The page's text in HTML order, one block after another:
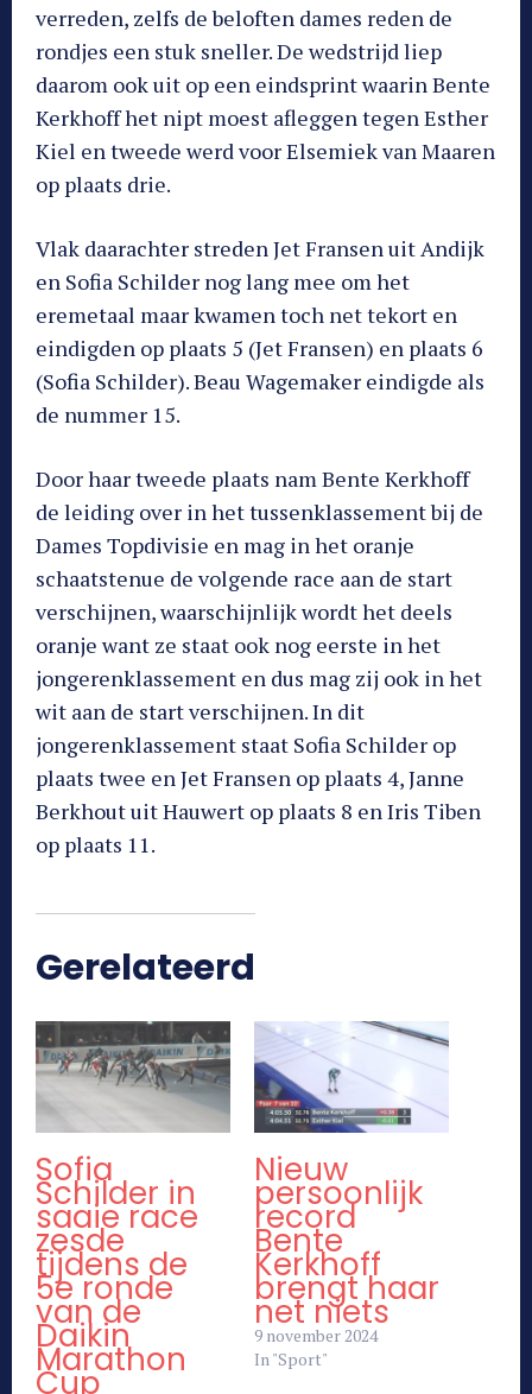
verreden, zelfs de beloften dames reden de
rondjes een stuk sneller. De wedstrijd liep
daarom ook uit op een eindsprint waarin Bente
Kerkhoff het nipt moest afleggen tegen Esther
Kiel en tweede werd voor Elsemiek van Maaren
op plaats drie.
Vlak daarachter streden Jet Fransen uit Andijk
en Sofia Schilder nog lang mee om het
eremetaal maar kwamen toch net tekort en
eindigden op plaats 5 (Jet Fransen) en plaats 6
(Sofia Schilder). Beau Wagemaker eindigde als
de nummer 15.
Door haar tweede plaats nam Bente Kerkhoff
de leiding over in het tussenklassement bij de
Dames Topdivisie en mag in het oranje
schaatstenue de volgende race aan de start
verschijnen, waarschijnlijk wordt het deels
oranje want ze staat ook nog eerste in het
jongerenklassement en dus mag zij ook in het
wit aan de start verschijnen. In dit
jongerenklassement staat Sofia Schilder op
plaats twee en Jet Fransen op plaats 4, Janne
Berkhout uit Hauwert op plaats 8 en Iris Tiben
op plaats 11.
Gerelateerd
Sofia
Schilder in
saaie race
zesde
tijdens de
5e ronde
van de
Daikin
Marathon
Cup
Nieuw
persoonlijk
record
Bente
Kerkhoff
brengt haar
net niets
9 november 2024
In "Sport"